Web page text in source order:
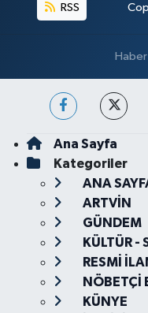
RSS
Haber
Ana Sayfa
Kategoriler
ANA
ARTVİN
GÜNDEM
KÜLTÜR -
RESMİ
NÖBETÇİ
KÜNYE